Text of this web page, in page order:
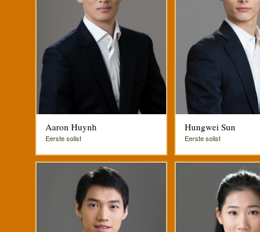
Aaron Huynh
Eerste solist
Hungwei Sun
Eerste solist